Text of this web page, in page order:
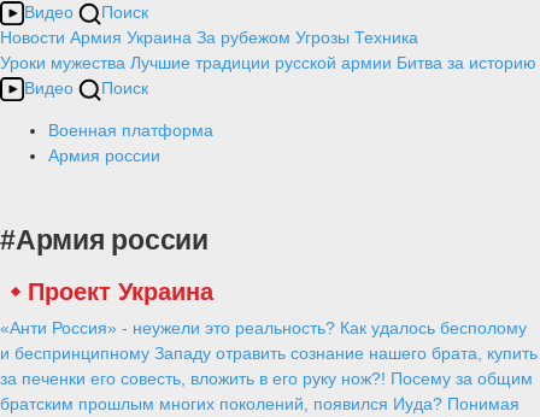
Видео
Поиск
Новости Армия Украина За рубежом Угрозы Техника
Уроки мужества Лучшие традиции русской армии Битва за историю
Видео
Поиск
Военная платформа
Армия россии
#Армия россии
Проект Украина
«Анти Россия» - неужели это реальность? Как удалось бесполому
и беспринципному Западу отравить сознание нашего брата, купить
за печенки его совесть, вложить в его руку нож?! Посему за общим
братским прошлым многих поколений, появился Иуда? Понимая